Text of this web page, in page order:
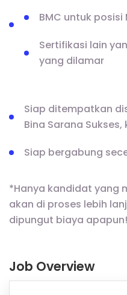
BMC untuk posisi
Sertifikasi lain
yang dilamar
Siap ditempatkan
Bina Sarana
Siap bergabung
*Hanya kandidat yang
akan di proses lebih
dipungut biaya apapun!
Job Overview